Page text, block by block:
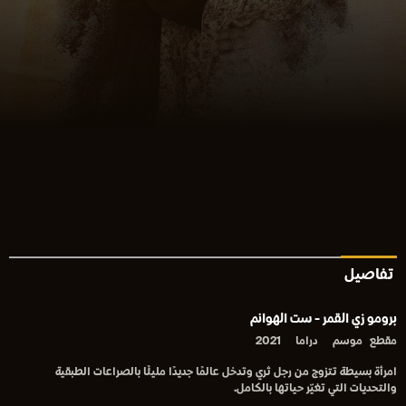
تفاصيل
برومو زي القمر - ست الهوانم
مقطع موسم دراما 2021
امرأة بسيطة تتزوج من رجل ثري وتدخل عالمًا جديدًا مليئًا بالصراعات الطبقية
والتحديات التي تغيّر حياتها بالكامل.